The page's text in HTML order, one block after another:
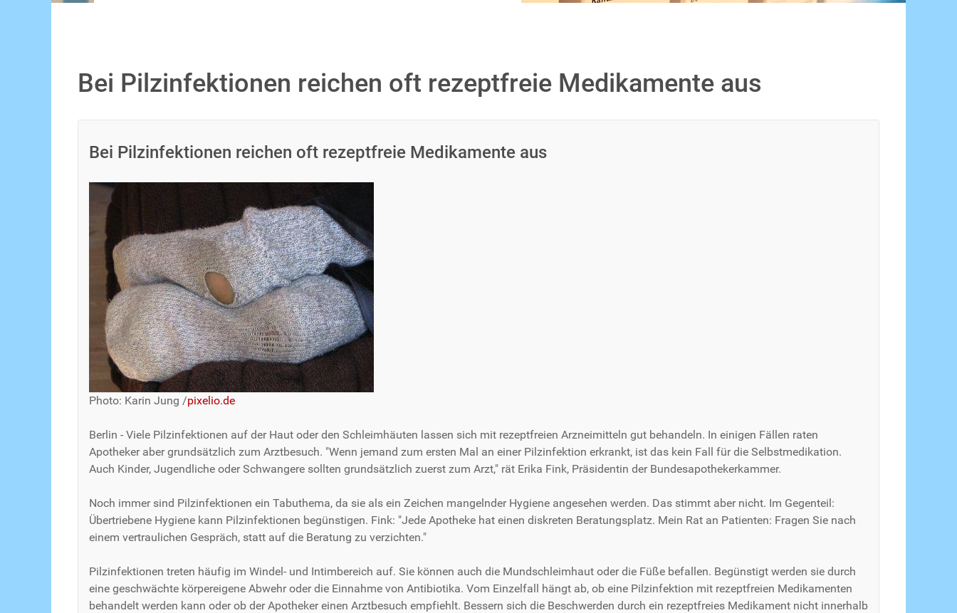
Bei Pilzinfektionen reichen oft rezeptfreie Medikamente aus
Bei Pilzinfektionen reichen oft rezeptfreie Medikamente aus
Photo: Karin Jung /pixelio.de
Berlin - Viele Pilzinfektionen auf der Haut oder den Schleimhäuten lassen sich mit rezeptfreien Arzneimitteln gut behandeln. In einigen Fällen raten
Apotheker aber grundsätzlich zum Arztbesuch. "Wenn jemand zum ersten Mal an einer Pilzinfektion erkrankt, ist das kein Fall für die Selbstmedikation.
Auch Kinder, Jugendliche oder Schwangere sollten grundsätzlich zuerst zum Arzt," rät Erika Fink, Präsidentin der Bundesapothekerkammer.
Noch immer sind Pilzinfektionen ein Tabuthema, da sie als ein Zeichen mangelnder Hygiene angesehen werden. Das stimmt aber nicht. Im Gegenteil:
Übertriebene Hygiene kann Pilzinfektionen begünstigen. Fink: "Jede Apotheke hat einen diskreten Beratungsplatz. Mein Rat an Patienten: Fragen Sie nach
einem vertraulichen Gespräch, statt auf die Beratung zu verzichten."
Pilzinfektionen treten häufig im Windel- und Intimbereich auf. Sie können auch die Mundschleimhaut oder die Füße befallen. Begünstigt werden sie durch
eine geschwächte körpereigene Abwehr oder die Einnahme von Antibiotika. Vom Einzelfall hängt ab, ob eine Pilzinfektion mit rezeptfreien Medikamenten
behandelt werden kann oder ob der Apotheker einen Arztbesuch empfiehlt. Bessern sich die Beschwerden durch ein rezeptfreies Medikament nicht innerhalb